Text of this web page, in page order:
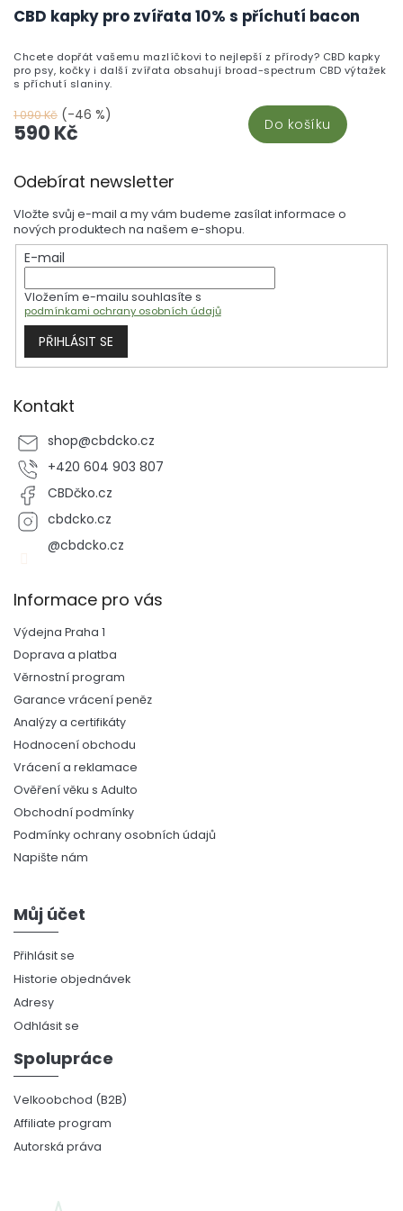
CBD kapky pro zvířata 10% s příchutí bacon
1 090 Kč (-46 %)
590 Kč Do košíku
Chcete dopřát vašemu mazlíčkovi to nejlepší z přírody? CBD kapky
pro psy, kočky i další zvířata obsahují broad-spectrum CBD výtažek
s příchutí slaniny.
Odebírat newsletter
Vložte svůj e-mail a my vám budeme zasílat informace o
nových produktech na našem e-shopu.
E-mail
Vložením e-mailu souhlasíte s
podmínkami ochrany osobních údajů
PŘIHLÁSIT SE
Kontakt
shop@cbdcko.cz
+420 604 903 807
CBDčko.cz
cbdcko.cz
@cbdcko.cz
Informace pro vás
Výdejna Praha 1
Doprava a platba
Věrnostní program
Garance vrácení peněz
Analýzy a certifikáty
Hodnocení obchodu
Vrácení a reklamace
Ověření věku s Adulto
Obchodní podmínky
Podmínky ochrany osobních údajů
Napište nám
Můj účet
Přihlásit se
Historie objednávek
Adresy
Odhlásit se
Spolupráce
Velkoobchod (B2B)
Affiliate program
Autorská práva